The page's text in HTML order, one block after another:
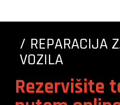
/ REPARACIJA
VOZILA
Rezervišite